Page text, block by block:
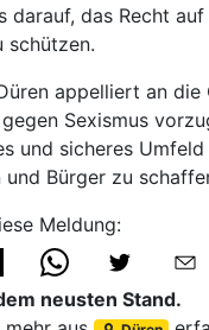
darauf, das Recht
schützen.
appelliert an
Sexismus
und sicheres
und Bürger zu
Meldung:
neusten Stand.